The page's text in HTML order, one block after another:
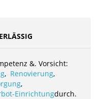
&. Vorsicht:
, Renovierung,
,
Einrichtungdurch.